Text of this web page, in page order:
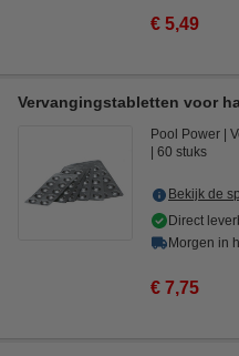
€ 5,49
Vervangingstabletten voor
Pool Power
60 stuks
Bekijk de
Direct
Morgen in
€ 7,75